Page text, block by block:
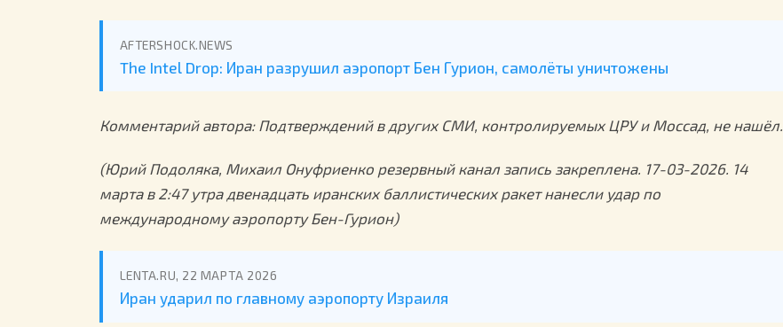
AFTERSHOCK.NEWS
The Intel Drop: Иран разрушил аэропорт Бен Гурион, самолёты уничтожены
Комментарий автора: Подтверждений в других СМИ, контролируемых ЦРУ и Моссад, не нашёл.
(Юрий Подоляка, Михаил Онуфриенко резервный канал запись закреплена. 17-03-2026. 14
марта в 2:47 утра двенадцать иранских баллистических ракет нанесли удар по
международному аэропорту Бен-Гурион)
LENTA.RU, 22 МАРТА 2026
Иран ударил по главному аэропорту Израиля